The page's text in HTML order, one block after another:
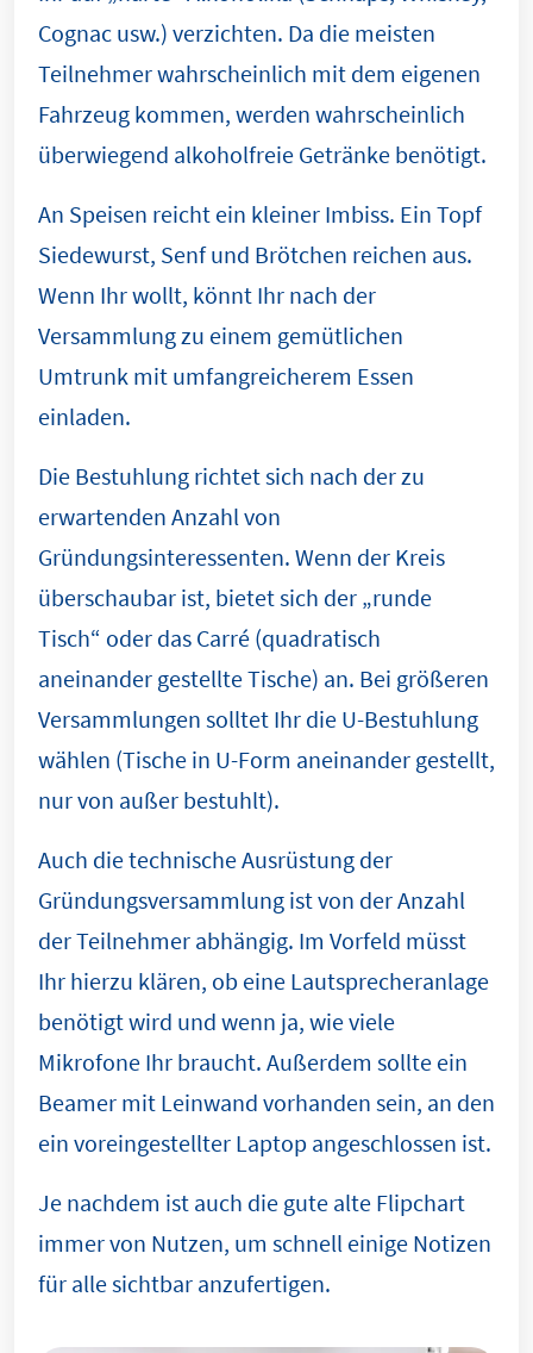
Cognac usw.) verzichten. Da die meisten
Teilnehmer wahrscheinlich mit dem eigenen
Fahrzeug kommen, werden wahrscheinlich
überwiegend alkoholfreie Getränke benötigt.
An Speisen reicht ein kleiner Imbiss. Ein Topf
Siedewurst, Senf und Brötchen reichen aus.
Wenn Ihr wollt, könnt Ihr nach der
Versammlung zu einem gemütlichen
Umtrunk mit umfangreicherem Essen
einladen.
Die Bestuhlung richtet sich nach der zu
erwartenden Anzahl von
Gründungsinteressenten. Wenn der Kreis
überschaubar ist, bietet sich der „runde
Tisch“ oder das Carré (quadratisch
aneinander gestellte Tische) an. Bei größeren
Versammlungen solltet Ihr die U-Bestuhlung
wählen (Tische in U-Form aneinander gestellt,
nur von außer bestuhlt).
Auch die technische Ausrüstung der
Gründungsversammlung ist von der Anzahl
der Teilnehmer abhängig. Im Vorfeld müsst
Ihr hierzu klären, ob eine Lautsprecheranlage
benötigt wird und wenn ja, wie viele
Mikrofone Ihr braucht. Außerdem sollte ein
Beamer mit Leinwand vorhanden sein, an den
ein voreingestellter Laptop angeschlossen ist.
Je nachdem ist auch die gute alte Flipchart
immer von Nutzen, um schnell einige Notizen
für alle sichtbar anzufertigen.